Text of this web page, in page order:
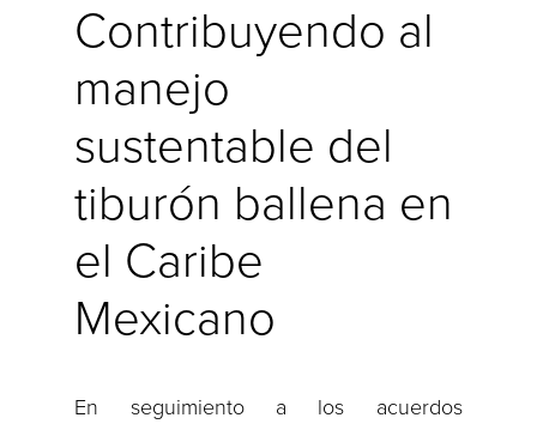
Contribuyendo al
manejo
sustentable del
tiburón ballena en
el Caribe
Mexicano
En seguimiento a los acuerdos